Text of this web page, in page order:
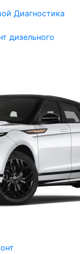
Диагностика
дизельного